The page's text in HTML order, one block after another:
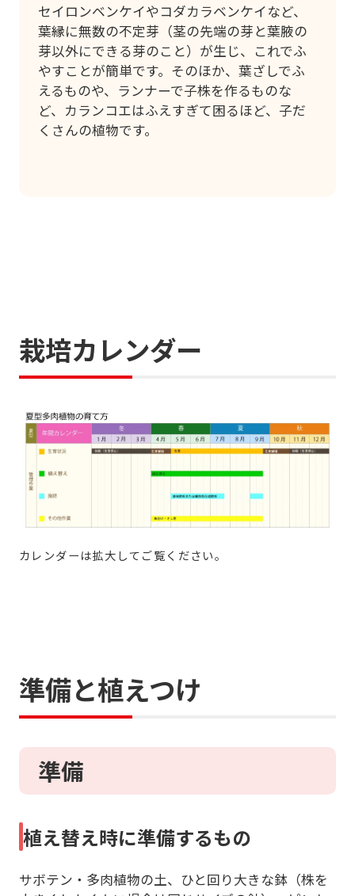
セイロンベンケイやコダカラベンケイなど、
葉縁に無数の不定芽（茎の先端の芽と葉腋の
芽以外にできる芽のこと）が生じ、これでふ
やすことが簡単です。そのほか、葉ざしでふ
えるものや、ランナーで子株を作るものな
ど、カランコエはふえすぎて困るほど、子だ
くさんの植物です。
栽培カレンダー
カレンダーは拡大してご覧ください。
準備と植えつけ
準備
植え替え時に準備するもの
サボテン・多肉植物の土、ひと回り大きな鉢（株を